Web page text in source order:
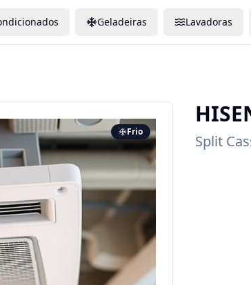
Geladeiras Lavadoras
Frio
Split